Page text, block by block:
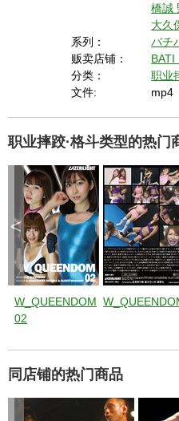
橋誠
大久
系列：
バチ
贩卖店铺：
BATI
分类：
职业
文件:
mp4
职业摔跤·格斗类型的热门
W_QUEENDOM
02
<
同店铺的热门商品